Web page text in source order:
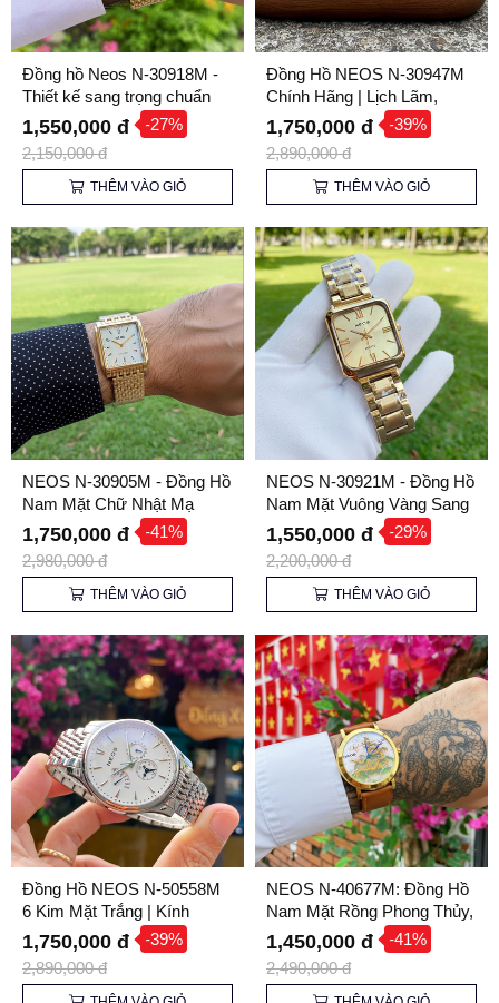
Đồng hồ Neos N-30918M -
Thiết kế sang trọng chuẩn
quý ông
1,550,000 đ -27%
2,150,000 đ
THÊM VÀO GIỎ
Đồng Hồ NEOS N-30947M
Chính Hãng | Lịch Lãm,
Sang Trọng - Giá Tốt Nhất
1,750,000 đ -39%
2,890,000 đ
THÊM VÀO GIỎ
NEOS N-30905M - Đồng Hồ
Nam Mặt Chữ Nhật Mạ
Vàng, Kính Sapphire
1,750,000 đ -41%
2,980,000 đ
THÊM VÀO GIỎ
NEOS N-30921M - Đồng Hồ
Nam Mặt Vuông Vàng Sang
Trọng, Kính Sapphire
1,550,000 đ -29%
2,200,000 đ
THÊM VÀO GIỎ
Đồng Hồ NEOS N-50558M
6 Kim Mặt Trắng | Kính
Sapphire
1,750,000 đ -39%
2,890,000 đ
NEOS N-40677M: Đồng Hồ
Nam Mặt Rồng Phong Thủy,
Vỏ Vàng
1,450,000 đ -41%
2,490,000 đ